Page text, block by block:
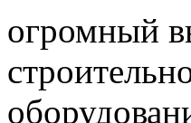
огромный